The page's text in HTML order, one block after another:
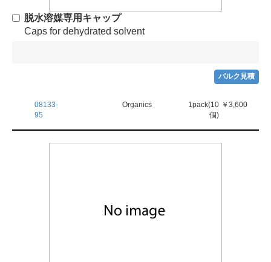
脱水溶媒専用キャップ
Caps for dehydrated solvent
バルク見積
08133-
95
Organics
1pack(10
個)
￥3,600